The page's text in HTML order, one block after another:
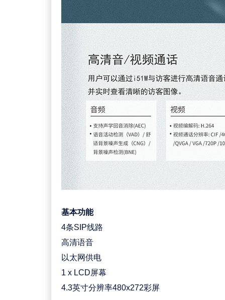
基本功能
4条SIP线路
高清语音
以太网供电
1 x LCD屏幕
4.3英寸分辨率480x272彩屏